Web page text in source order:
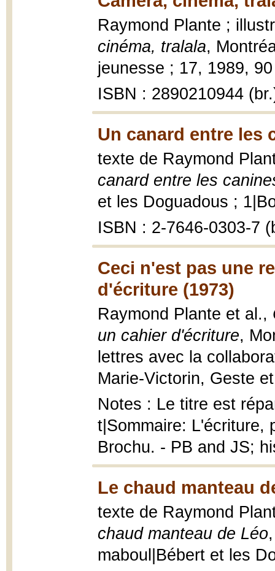
Raymond Plante ;
cinéma, tralala,
jeunesse ; 17, 1989,
ISBN : 2890210944
Un canard entre les
texte de Raymond
canard entre les
et les Doguadous ;
ISBN : 2-7646-0303-7
Ceci n'est pas une
d'écriture (1973)
Raymond Plante et al.,
un cahier d'écriture,
lettres avec la
Marie-Victorin, Geste
Notes : Le titre est
t|Sommaire: L'écriture,
Brochu. - PB and JS;
Le chaud manteau
texte de Raymond
chaud manteau de Léo
maboul|Bébert et les